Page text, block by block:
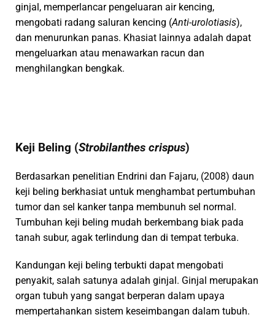
ginjal, memperlancar pengeluaran air kencing,
mengobati radang saluran kencing (Anti-urolotiasis),
dan menurunkan panas. Khasiat lainnya adalah dapat
mengeluarkan atau menawarkan racun dan
menghilangkan bengkak.
Keji Beling (Strobilanthes crispus)
Berdasarkan penelitian Endrini dan Fajaru, (2008) daun
keji beling berkhasiat untuk menghambat pertumbuhan
tumor dan sel kanker tanpa membunuh sel normal.
Tumbuhan keji beling mudah berkembang biak pada
tanah subur, agak terlindung dan di tempat terbuka.
Kandungan keji beling terbukti dapat mengobati
penyakit, salah satunya adalah ginjal. Ginjal merupakan
organ tubuh yang sangat berperan dalam upaya
mempertahankan sistem keseimbangan dalam tubuh.